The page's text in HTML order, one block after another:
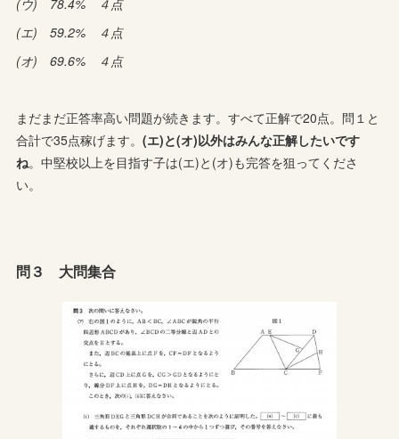
(エ) 59.2% ４点
(オ) 69.6% ４点
まだまだ正答率高い問題が続きます。すべて正解で20点。問１と
合計で35点稼げます。(エ)と(オ)以外はみんな正解したいです
ね。中堅校以上を目指す子は(エ)と(オ)も完答を狙ってくださ
い。
問３ 大問集合